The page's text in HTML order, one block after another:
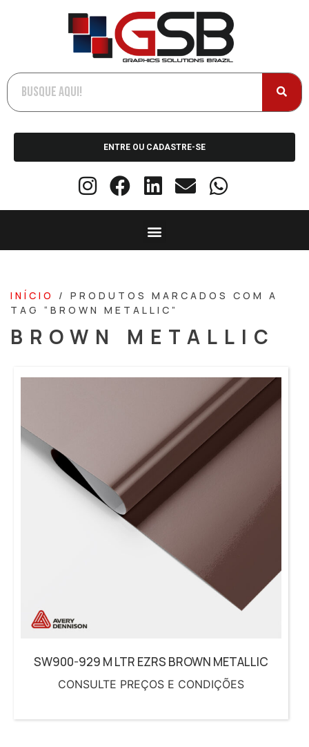
ENTRE OU CADASTRE-SE
INÍCIO
/ PRODUTOS MARCADOS COM A
TAG “BROWN METALLIC”
BROWN METALLIC
SW900-929 M LTR EZRS BROWN METALLIC
CONSULTE PREÇOS E CONDIÇÕES